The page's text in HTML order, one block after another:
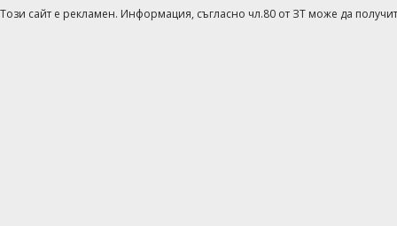
Този сайт е рекламен. Информация, съгласно чл.80 от ЗТ може да